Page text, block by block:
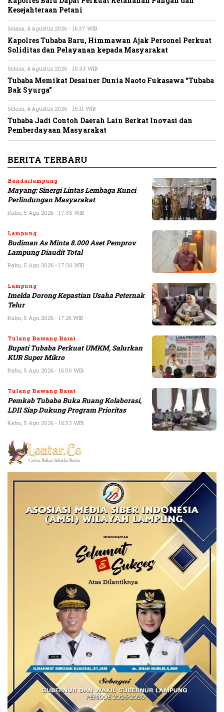
Kesejahteraan Petani
Selasa, 4 Agustus 2026 - 16:37 WIB
Kapolres Tubaba Baru, Himmawan Ajak Personel Perkuat
Soliditas dan Pelayanan kepada Masyarakat
Selasa, 4 Agustus 2026 - 15:33 WIB
Tubaba Memikat Desainer Dunia Naoto Fukasawa “Tubaba
Bak Syurga”
Selasa, 4 Agustus 2026 - 15:11 WIB
Tubaba Jadi Contoh Daerah Lain Berkat Inovasi dan
Pemberdayaan Masyarakat
BERITA TERBARU
Bandarlampung
Mayang: Sinergi Lintas Lembaga Kunci
Perlindungan Masyarakat
Rabu, 5 Agu 2026 - 17:35 WIB
Lampung
Budiman As Minta 8.000 Aset Pemprov
Lampung Diaudit Total
Rabu, 5 Agu 2026 - 17:30 WIB
Lampung
Imelda Dorong Kepastian Usaha Peternak
Telur
Rabu, 5 Agu 2026 - 17:26 WIB
Tulang Bawang Barat
Bupati Tubaba Perkuat UMKM, Salurkan
KUR Super Mikro
Rabu, 5 Agu 2026 - 16:50 WIB
Tulang Bawang Barat
Pemkab Tubaba Buka Ruang Kolaborasi,
LDII Siap Dukung Program Prioritas
Rabu, 5 Agu 2026 - 16:33 WIB